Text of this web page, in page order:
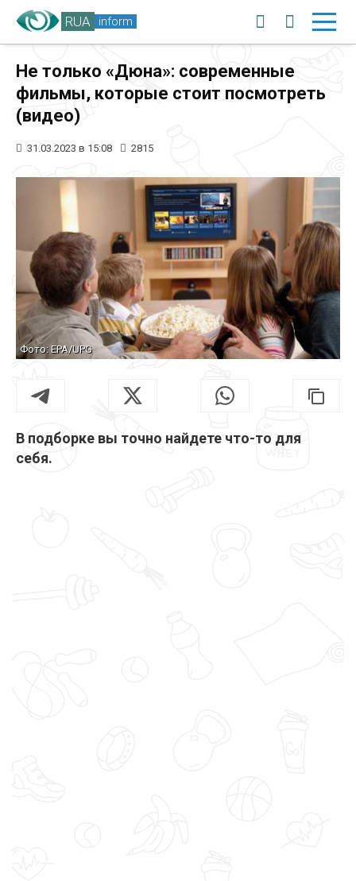
RUA inform
Не только «Дюна»: современные
фильмы, которые стоит посмотреть
(видео)
31.03.2023 в 15:08 2815
Фото: EPA/UPG
В подборке вы точно найдете что-то для
себя.